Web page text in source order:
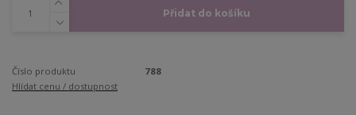
Přidat do košíku
Číslo produktu
788
Hlídat cenu / dostupnost